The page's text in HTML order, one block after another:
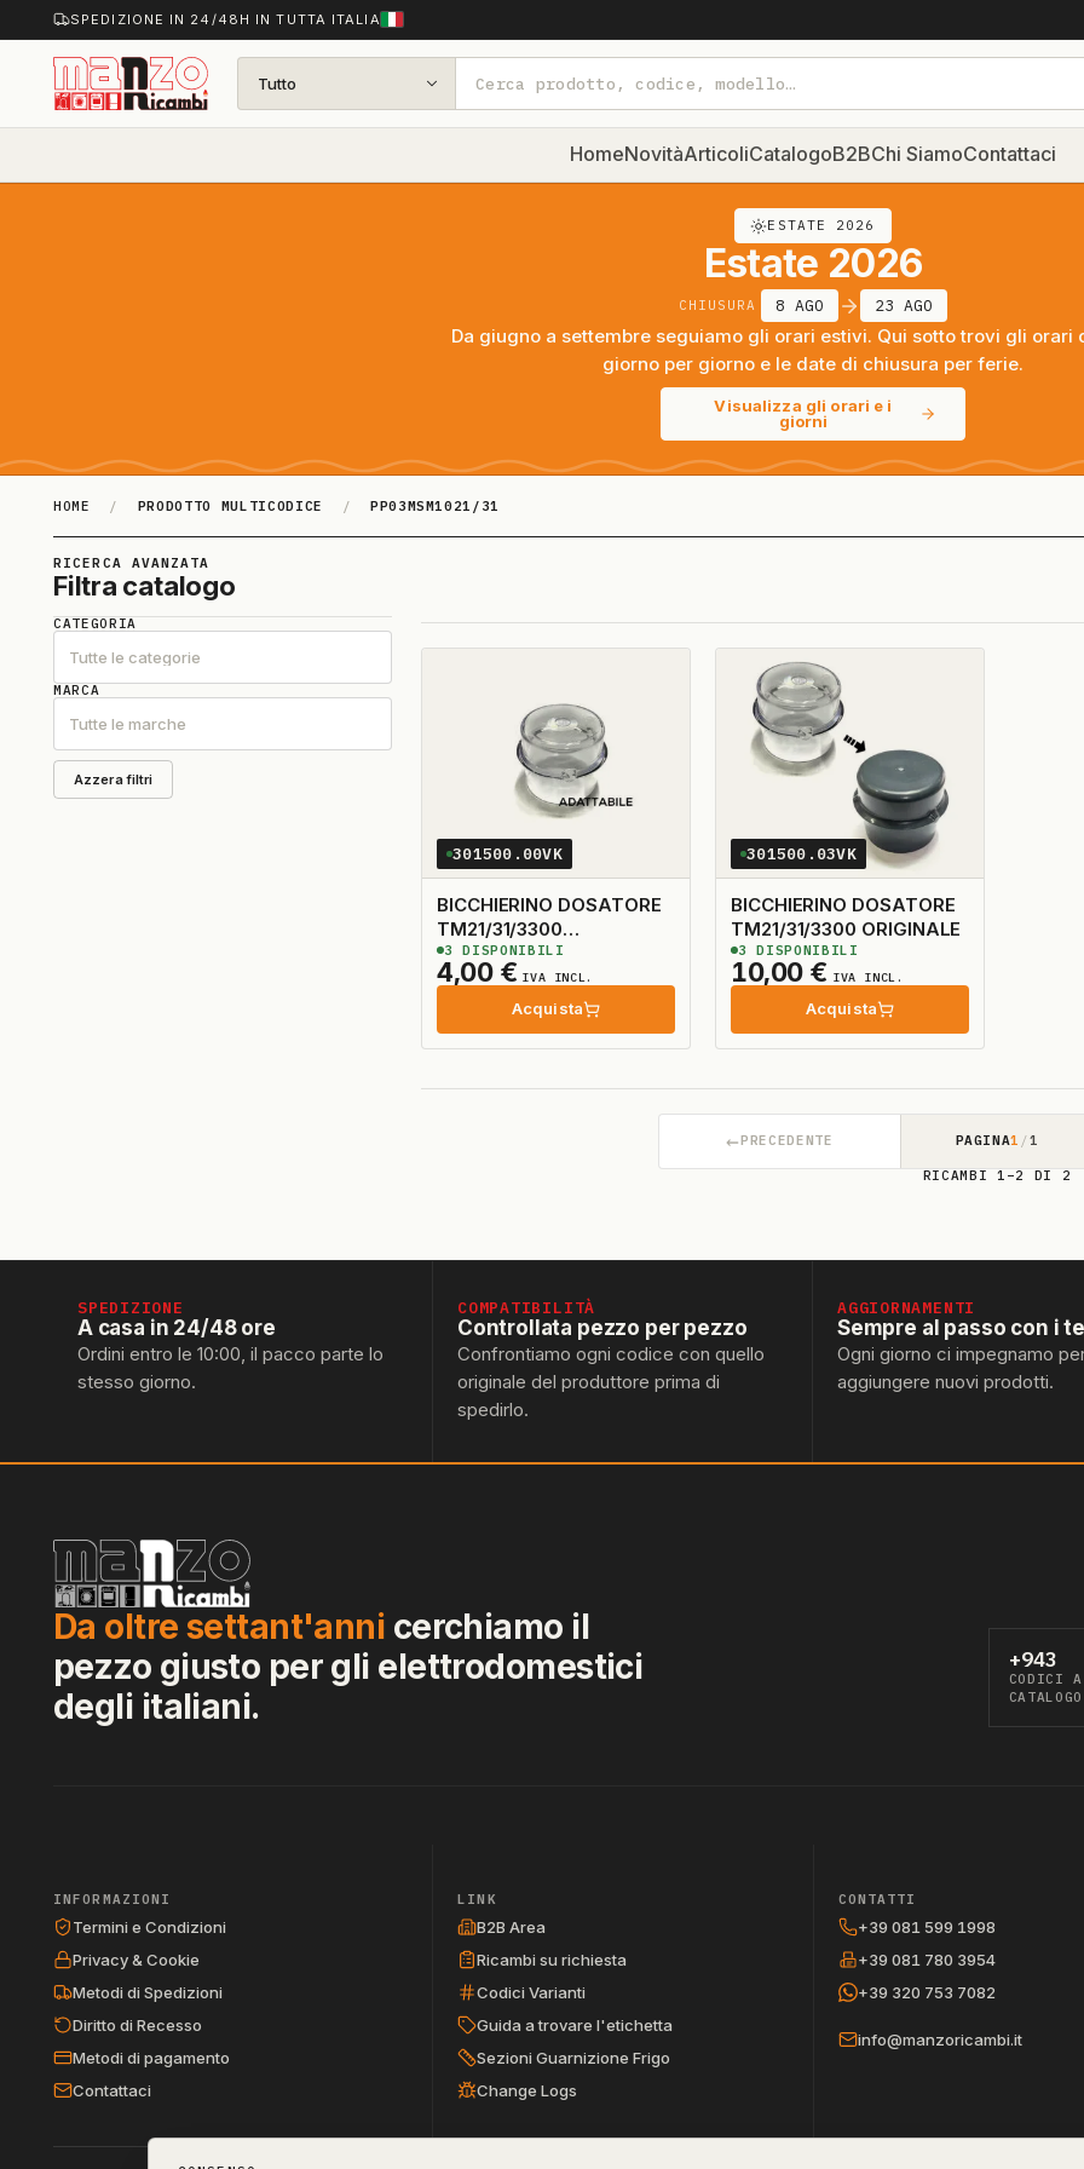
SPEDIZIONE IN 24/48H IN TUTTA ITALIA
Tutto
HomeNovitàArticoliCatalogoB2BChi SiamoContattaci
ESTATE 2026
Estate 2026
CHIUSURA 8 AGO 23 AGO
Da giugno a settembre seguiamo gli orari estivi. Qui sotto trovi gli orari
giorno per giorno e le date di chiusura per ferie.
Visualizza gli orari e i
giorni
HOME / PRODOTTO MULTICODICE / PP03MSM1021/31
PP03MSM1021/31
RICERCA AVANZATA
Filtra catalogo
CATEGORIA
Tutte le categorie
MARCA
Tutte le marche
Azzera filtri
301500.00VK
BICCHIERINO DOSATORE
TM21/31/3300
ADATTABILE
4,00 € IVA INCL.
Acquista
3 DISPONIBILI
301500.03VK
BICCHIERINO DOSATORE
TM21/31/3300 ORIGINALE
10,00 € IVA INCL.
Acquista
3 DISPONIBILI
←PRECEDENTE PAGINA1 /1
RICAMBI 1–2 DI 2
SPEDIZIONE
A casa in 24/48 ore
Ordini entro le 10:00, il pacco parte lo
stesso giorno.
COMPATIBILITÀ
Controllata pezzo per pezzo
Confrontiamo ogni codice con quello
originale del produttore prima di
spedirlo.
AGGIORNAMENTI
Sempre al passo con i
Ogni giorno ci impegnamo
aggiungere nuovi prodotti.
Da oltre settant'anni cerchiamo il
pezzo giusto per gli elettrodomestici
degli italiani.
+943
CODICI A
CATALOGO
INFORMAZIONI
Termini e Condizioni
Privacy & Cookie
Metodi di Spedizioni
Diritto di Recesso
Metodi di pagamento
Contattaci
LINK
B2B Area
Ricambi su richiesta
Codici Varianti
Guida a trovare l'etichetta
Sezioni Guarnizione Frigo
Change Logs
CONTATTI
+39 081 599 1998
+39 081 780 3954
+39 320 753 7082
info@manzoricambi.it